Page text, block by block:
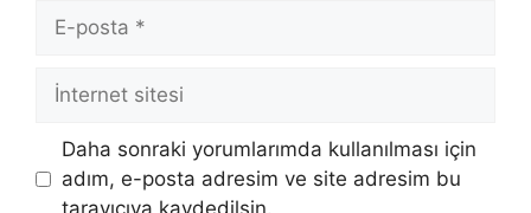
posta
İnternet
sitesi
Daha sonraki yorumlarımda kullanılması için
adım, e-posta adresim ve site adresim bu
tarayıcıya kaydedilsin.